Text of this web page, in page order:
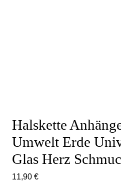
Halskette
Umwelt Erde
Glas Herz
11,90 €